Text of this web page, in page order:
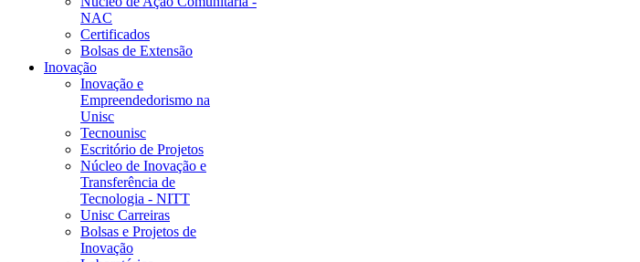
NAC
Certificados
Bolsas de Extensão
Inovação
Inovação e
Empreendedorismo na
Unisc
Tecnounisc
Escritório de Projetos
Núcleo de Inovação e
Transferência de
Tecnologia - NITT
Unisc Carreiras
Bolsas e Projetos de
Inovação